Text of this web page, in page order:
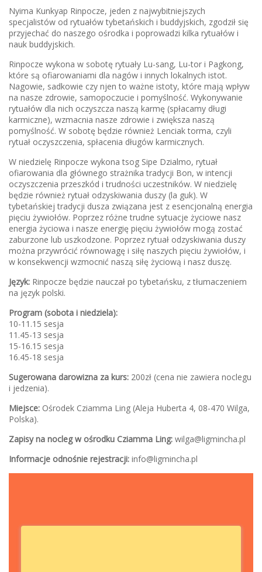
Nyima Kunkyap Rinpocze, jeden z najwybitniejszych
specjalistów od rytuałów tybetańskich i buddyjskich, zgodził się
przyjechać do naszego ośrodka i poprowadzi kilka rytuałów i
nauk buddyjskich.
Rinpocze wykona w sobotę rytuały Lu-sang, Lu-tor i Pagkong,
które są ofiarowaniami dla nagów i innych lokalnych istot.
Nagowie, sadkowie czy njen to ważne istoty, które mają wpływ
na nasze zdrowie, samopoczucie i pomyślność. Wykonywanie
rytuałów dla nich oczyszcza naszą karmę (spłacamy długi
karmiczne), wzmacnia nasze zdrowie i zwiększa naszą
pomyślność. W sobotę będzie również Lenciak torma, czyli
rytuał oczyszczenia, spłacenia długów karmicznych.
W niedzielę Rinpocze wykona tsog Sipe Dzialmo, rytuał
ofiarowania dla głównego strażnika tradycji Bon, w intencji
oczyszczenia przeszkód i trudności uczestników. W niedzielę
będzie również rytuał odzyskiwania duszy (la guk). W
tybetańskiej tradycji dusza związana jest z esencjonalną energia
pięciu żywiołów. Poprzez różne trudne sytuacje życiowe nasz
energia życiowa i nasze energię pięciu żywiołów mogą zostać
zaburzone lub uszkodzone. Poprzez rytuał odzyskiwania duszy
można przywrócić równowagę i siłę naszych pięciu żywiołów, i
w konsekwencji wzmocnić naszą siłę życiową i nasz duszę.
Język: Rinpocze będzie nauczał po tybetańsku, z tłumaczeniem
na język polski.
Program (sobota i niedziela):
10-11.15 sesja
11.45-13 sesja
15-16.15 sesja
16.45-18 sesja
Sugerowana darowizna za kurs: 200zł (cena nie zawiera noclegu
i jedzenia).
Miejsce: Ośrodek Cziamma Ling (Aleja Huberta 4, 08-470 Wilga,
Polska).
Zapisy na nocleg w ośrodku Cziamma Ling: wilga@ligmincha.pl
Informacje odnośnie rejestracji: info@ligmincha.pl